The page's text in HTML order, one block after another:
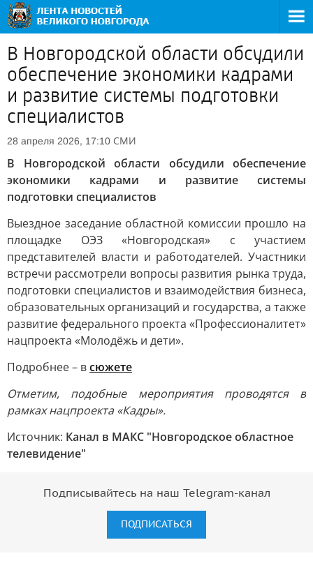
В Новгородской области обсудили
обеспечение экономики кадрами
и развитие системы подготовки
специалистов
28 апреля 2026, 17:10 СМИ
В Новгородской области обсудили обеспечение
экономики кадрами и развитие системы
подготовки специалистов
Выездное заседание областной комиссии прошло на
площадке ОЭЗ «Новгородская» с участием
представителей власти и работодателей. Участники
встречи рассмотрели вопросы развития рынка труда,
подготовки специалистов и взаимодействия бизнеса,
образовательных организаций и государства, а также
развитие федерального проекта «Профессионалитет»
нацпроекта «Молодёжь и дети».
Подробнее – всюжете
Отметим, подобные мероприятия проводятся в
рамках нацпроекта «Кадры».
Источник: Канал в МАКС "Новгородское областное
телевидение"
Подписывайтесь на наш Telegram-канал
ПОДПИСАТЬСЯ